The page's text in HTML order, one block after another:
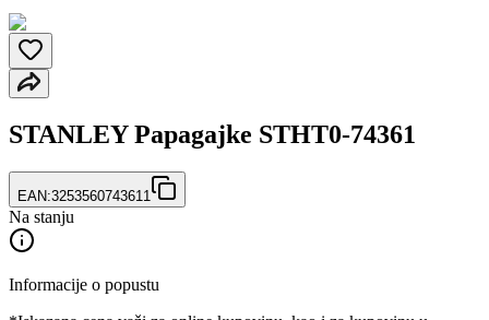
STANLEY Papagajke STHT0-74361
EAN:3253560743611
Na stanju
Informacije o popustu